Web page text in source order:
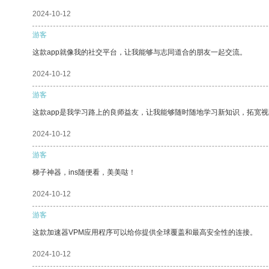
2024-10-12
游客
这款app就像我的社交平台，让我能够与志同道合的朋友一起交流。
2024-10-12
游客
这款app是我学习路上的良师益友，让我能够随时随地学习新知识，拓宽
2024-10-12
游客
梯子神器，ins随便看，美美哒！
2024-10-12
游客
这款加速器VPM应用程序可以给你提供全球覆盖和最高安全性的连接。
2024-10-12